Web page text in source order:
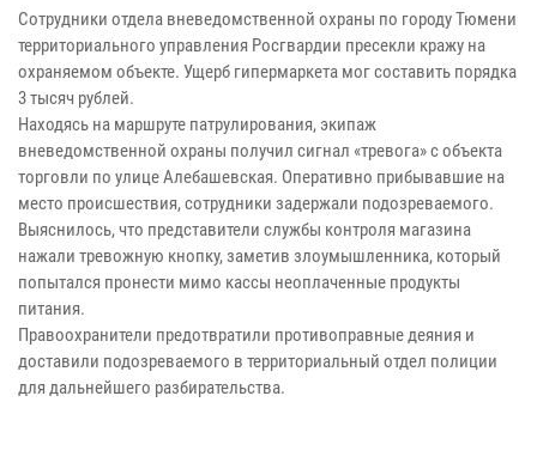
Сотрудники отдела вневедомственной охраны по городу Тюмени
территориального управления Росгвардии пресекли кражу на
охраняемом объекте. Ущерб гипермаркета мог составить порядка
3 тысяч рублей.
Находясь на маршруте патрулирования, экипаж
вневедомственной охраны получил сигнал «тревога» с объекта
торговли по улице Алебашевская. Оперативно прибывавшие на
место происшествия, сотрудники задержали подозреваемого.
Выяснилось, что представители службы контроля магазина
нажали тревожную кнопку, заметив злоумышленника, который
попытался пронести мимо кассы неоплаченные продукты
питания.
Правоохранители предотвратили противоправные деяния и
доставили подозреваемого в территориальный отдел полиции
для дальнейшего разбирательства.